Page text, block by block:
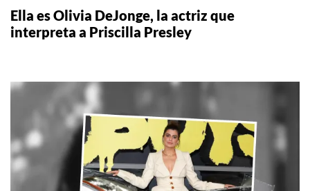
Ella es Olivia DeJonge, la actriz que
interpreta a Priscilla Presley